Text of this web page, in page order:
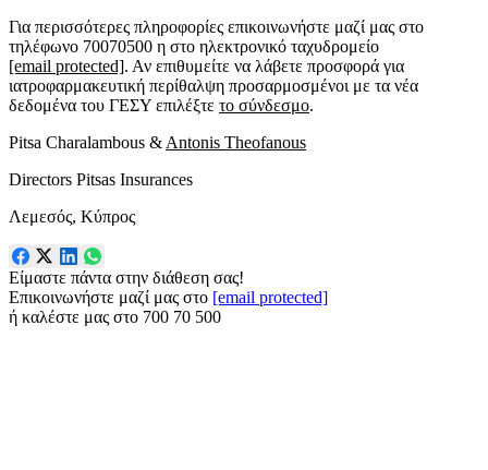
Για περισσότερες πληροφορίες επικοινωνήστε μαζί μας στο
τηλέφωνο 70070500 η στο ηλεκτρονικό ταχυδρομείο
[email protected]. Αν επιθυμείτε να λάβετε προσφορά για
ιατροφαρμακευτική περίθαλψη προσαρμοσμένοι με τα νέα
δεδομένα του ΓΕΣΥ επιλέξτε το σύνδεσμο.
Pitsa Charalambous & Antonis Theofanous
Directors Pitsas Insurances
Λεμεσός, Κύπρος
Είμαστε πάντα στην διάθεση σας!
Επικοινωνήστε μαζί μας στο [email protected]
ή καλέστε μας στο 700 70 500